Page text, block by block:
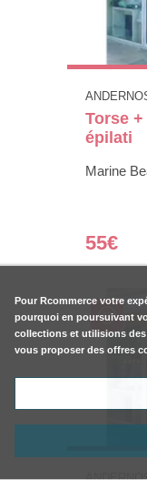
Torse
épilati
Marine
55€
Pour Rcommerce votre
pourquoi en poursuivant
collections et utilisions
vous proposer des offres